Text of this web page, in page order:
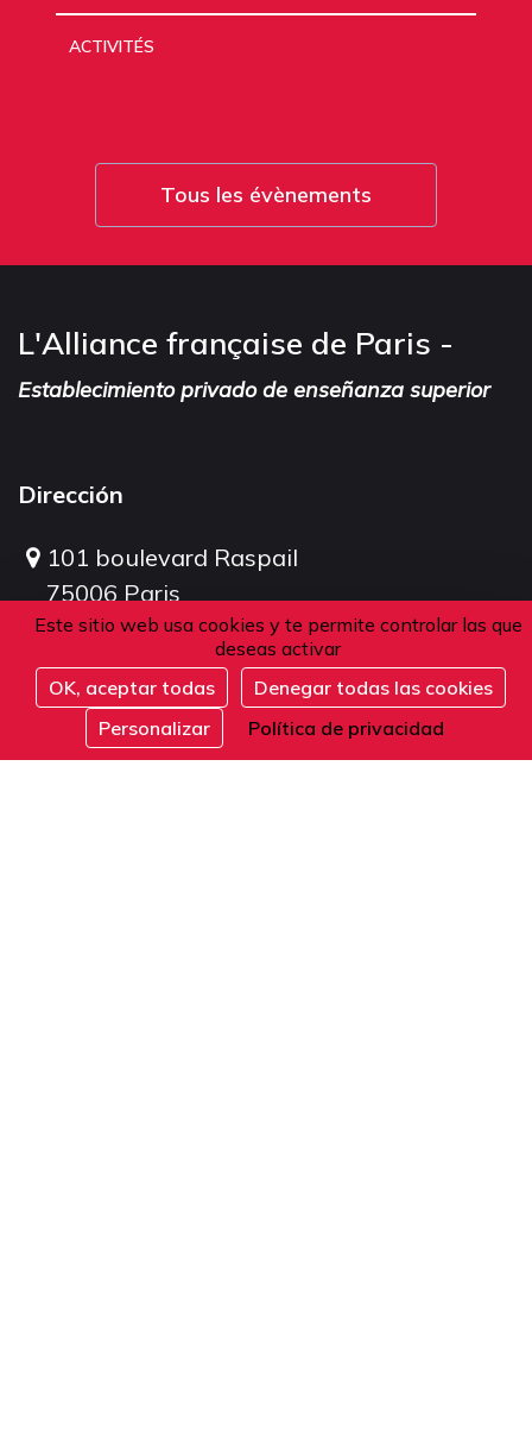
Este sitio web usa cookies y te permite controlar las que
deseas activar
OK, aceptar todas
Denegar todas las cookies
Personalizar
Política de privacidad
Inscribirse
ACTIVITÉS
Tous les évènements
L'Alliance française de Paris -
Establecimiento privado de enseñanza superior
Dirección
101 boulevard Raspail
75006 Paris
Francia
Teléfono